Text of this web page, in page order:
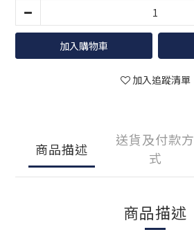
加入購物車
加入追蹤清單
商品描述
送貨及付款方
式
商品描述